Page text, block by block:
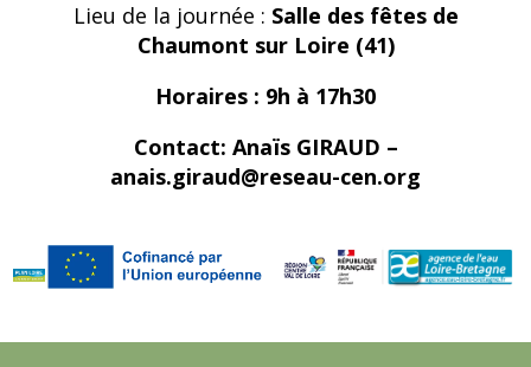
Lieu de la journée : Salle des fêtes de
Chaumont sur Loire (41)
Horaires : 9h à 17h30
Contact: Anaïs GIRAUD –
anais.giraud@reseau-cen.org